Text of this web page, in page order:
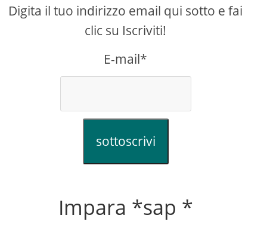
Digita il tuo indirizzo email qui sotto e fai
clic su Iscriviti!
E-mail*
sottoscrivi
Impara *sap *